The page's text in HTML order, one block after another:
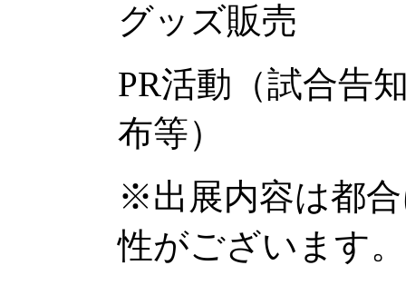
グッズ販売
PR活動（試合告
布等）
※出展内容は都
性がございます。